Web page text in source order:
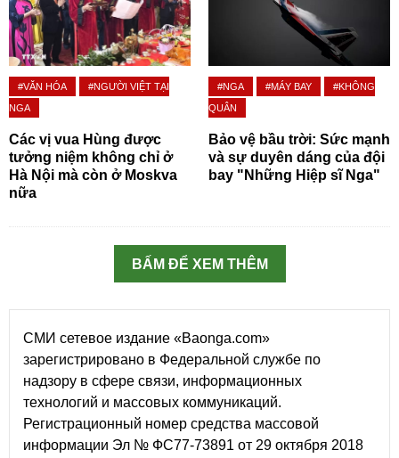
#VĂN HÓA
#NGƯỜI VIỆT TẠI
NGA
Các vị vua Hùng được
tưởng niệm không chỉ ở
Hà Nội mà còn ở Moskva
nữa
#NGA #MÁY BAY
#KHÔNG
QUÂN
Bảo vệ bầu trời: Sức mạnh
và sự duyên dáng của đội
bay "Những Hiệp sĩ Nga"
BẤM ĐỂ XEM THÊM
СМИ сетевое издание «Baonga.com»
зарегистрировано в Федеральной службе по
надзору в сфере связи, информационных
технологий и массовых коммуникаций.
Регистрационный номер средства массовой
информации Эл № ФС77-73891 от 29 октября 2018